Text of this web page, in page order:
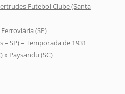
Futebol Clube (Santa
(SP)
SP) – Temporada de 1931
x Paysandu (SC)